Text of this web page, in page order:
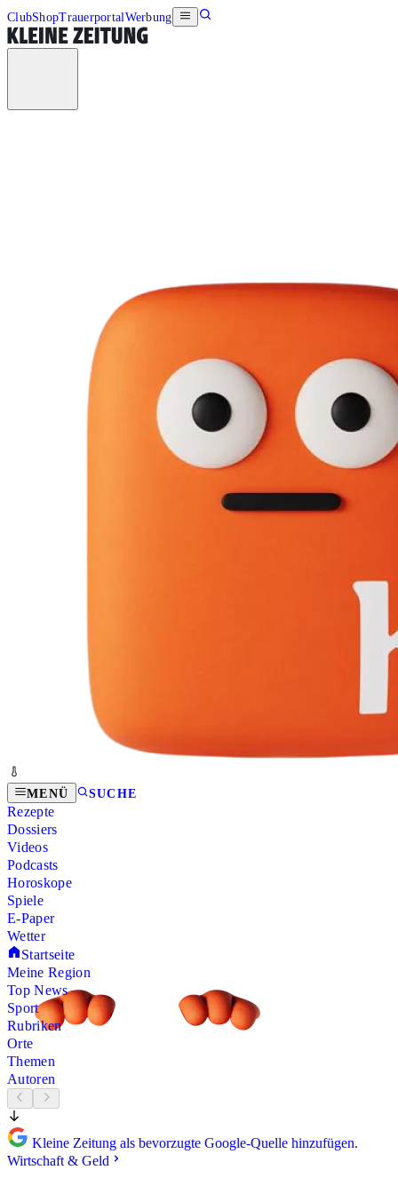
ClubShopTrauerportalWerbung
MENÜ SUCHE
Rezepte
Dossiers
Videos
Podcasts
Horoskope
Spiele
E-Paper
Wetter
Startseite
Meine Region
Top News
Sport
Rubriken
Orte
Themen
Autoren
Kleine Zeitung als bevorzugte Google-Quelle hinzufügen.
Wirtschaft & Geld